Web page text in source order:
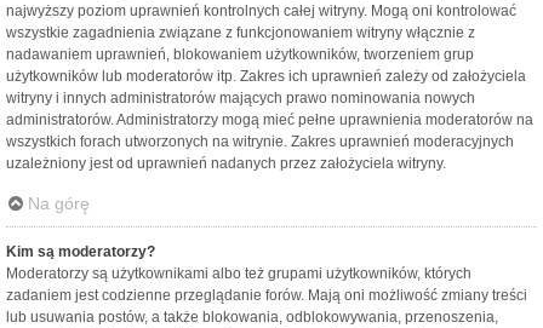
najwyższy poziom uprawnień kontrolnych całej witryny. Mogą oni kontrolować
wszystkie zagadnienia związane z funkcjonowaniem witryny włącznie z
nadawaniem uprawnień, blokowaniem użytkowników, tworzeniem grup
użytkowników lub moderatorów itp. Zakres ich uprawnień zależy od założyciela
witryny i innych administratorów mających prawo nominowania nowych
administratorów. Administratorzy mogą mieć pełne uprawnienia moderatorów na
wszystkich forach utworzonych na witrynie. Zakres uprawnień moderacyjnych
uzależniony jest od uprawnień nadanych przez założyciela witryny.
Na górę
Kim są moderatorzy?
Moderatorzy są użytkownikami albo też grupami użytkowników, których
zadaniem jest codzienne przeglądanie forów. Mają oni możliwość zmiany treści
lub usuwania postów, a także blokowania, odblokowywania, przenoszenia,